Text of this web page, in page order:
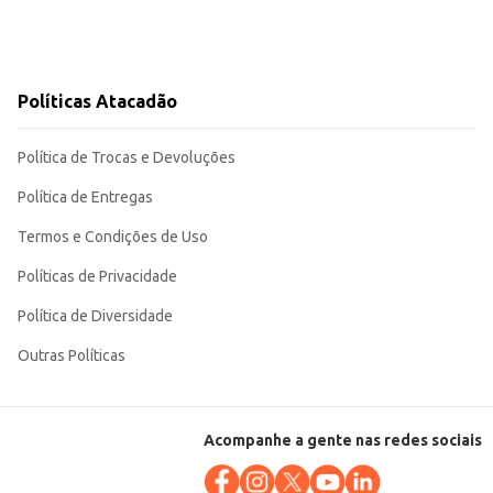
Políticas Atacadão
Política de Trocas e Devoluções
Política de Entregas
Termos e Condições de Uso
Políticas de Privacidade
Política de Diversidade
Outras Políticas
Acompanhe a gente nas redes sociais